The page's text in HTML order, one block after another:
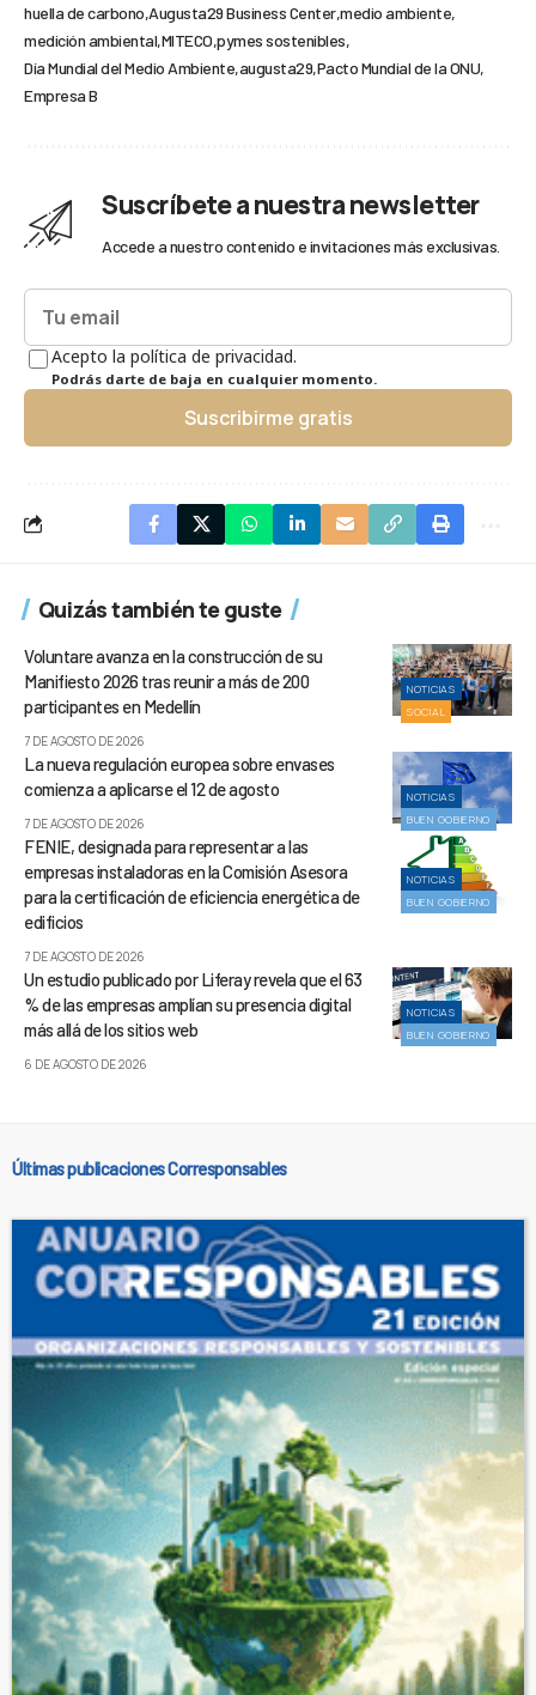
huella de carbono Augusta29 Business Center medio ambiente
medición ambiental MITECO pymes sostenibles
Día Mundial del Medio Ambiente augusta29 Pacto Mundial de la ONU
Empresa B
Suscríbete a nuestra newsletter
Accede a nuestro contenido e invitaciones más exclusivas.
Acepto la política de privacidad.
Podrás darte de baja en cualquier momento.
Suscribirme gratis
Quizás también te guste
NOTICIAS
SOCIAL
Voluntare avanza en la construcción de su
Manifiesto 2026 tras reunir a más de 200
participantes en Medellín
7 DE AGOSTO DE 2026
NOTICIAS
BUEN GOBIERNO
La nueva regulación europea sobre envases
comienza a aplicarse el 12 de agosto
7 DE AGOSTO DE 2026
NOTICIAS
BUEN GOBIERNO
FENIE, designada para representar a las
empresas instaladoras en la Comisión Asesora
para la certificación de eficiencia energética de
edificios
7 DE AGOSTO DE 2026
NOTICIAS
BUEN GOBIERNO
Un estudio publicado por Liferay revela que el 63
% de las empresas amplían su presencia digital
más allá de los sitios web
6 DE AGOSTO DE 2026
Últimas publicaciones Corresponsables